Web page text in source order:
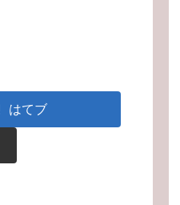
はてブ